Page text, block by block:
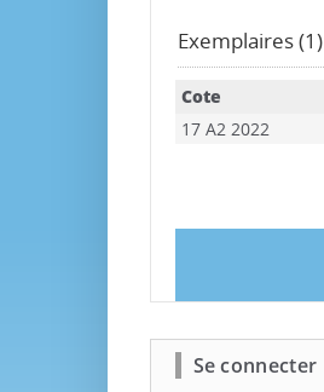
Exemplaires (1)
Cote
17 A2 2022
Se connecter